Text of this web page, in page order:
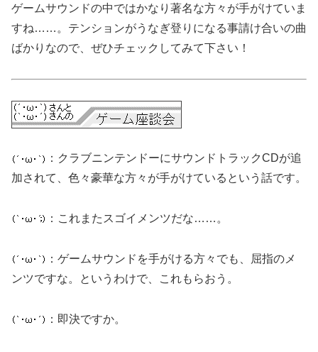
ゲームサウンドの中ではかなり著名な方々が手がけていま
すね……。テンションがうなぎ登りになる事請け合いの曲
ばかりなので、ぜひチェックしてみて下さい！
：クラブニンテンドーにサウンドトラックCDが追
加されて、色々豪華な方々が手がけているという話です。
：これまたスゴイメンツだな……。
：ゲームサウンドを手がける方々でも、屈指のメ
ンツですな。というわけで、これもらおう。
：即決ですか。